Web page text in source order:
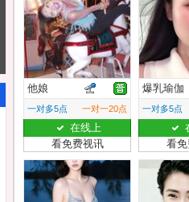
他娘
一对多5点 一对一20点
在线上
看免费视讯
爆乳瑜伽
一对多5点
看